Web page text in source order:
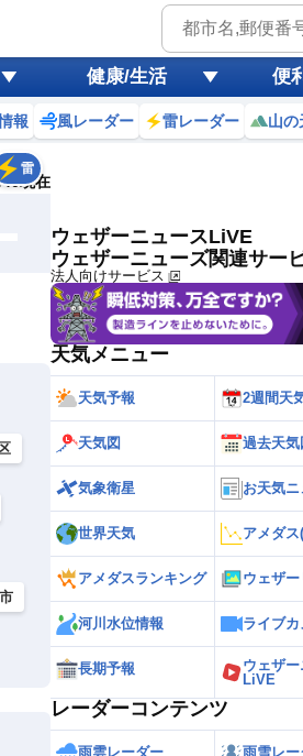
健康/生活 便
報 風レーダー 雷レーダー 山の
現在
雷
風
黄砂
天気 台風
ウェザーニュースLiVE
ウェザーニューズ関連サー
法人向けサービス
天気メニュー
天気予報 2週間天
天気図 過去天気
気象衛星 お天気ニ
世界天気 アメダ
アメダスランキング ウェザー
河川水位情報 ライブカ
長期予報
ウェザ
LiVE
レーダーコンテンツ
雨雲レーダー 雨雪レー